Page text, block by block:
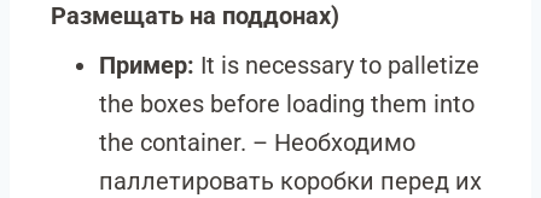
Размещать на поддонах)
Пример: It is necessary to palletize
the boxes before loading them into
the container. – Необходимо
паллетировать коробки перед их